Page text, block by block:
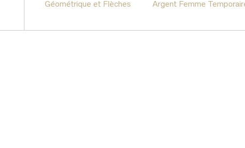
Géométrique et Flèches
Argent Femme